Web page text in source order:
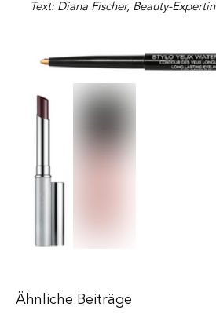
Text: Diana Fischer, Beauty-Expertin
Ähnliche Beiträge